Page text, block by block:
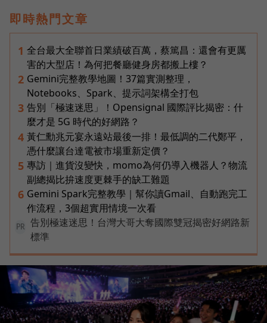
即時熱門文章
1 全台最大全聯首日業績破百萬，蔡篤昌：還會有更厲
害的大型店！為何把餐廳健身房都搬上樓？
2 Gemini完整教學地圖！37篇實測整理，
Notebooks、Spark、提示詞架構全打包
3 告別「極速迷思」！Opensignal 國際評比揭密：什
麼才是 5G 時代的好網路？
4 黃仁勳兆元宴永遠站最後一排！最低調的二代鄭平，
憑什麼讓台達電被市場重新定價？
5 專訪｜進貨沒變快，momo為何仍導入機器人？物流
副總揭比拚速度更棘手的缺工難題
6 Gemini Spark完整教學｜幫你讀Gmail、自動跑完工
作流程，3個超實用情境一次看
PR
告別極速迷思！台灣大哥大奪國際雙冠揭密好網路新
標準